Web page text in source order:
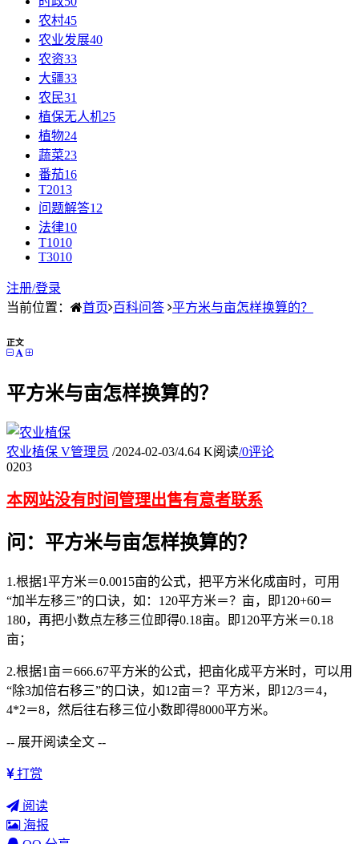
农村45
农业发展40
农资33
大疆33
农民31
植保无人机25
植物24
蔬菜23
番茄16
T2013
问题解答12
法律10
T1010
T3010
注册/登录
当前位置：
首页 百科问答 平方米与亩怎样换算的？
正文
平方米与亩怎样换算的？
农业植保 V管理员 /2024-02-03/4.64 K阅读/0评论
0203
本网站没有时间管理出售有意者联系
问：平方米与亩怎样换算的？
1.根据1平方米＝0.0015亩的公式，把平方米化成亩时，可用
“加半左移三”的口诀，如：120平方米＝？亩，即120+60＝
180，再把小数点左移三位即得0.18亩。即120平方米＝0.18
亩；
2.根据1亩＝666.67平方米的公式，把亩化成平方米时，可以用
“除3加倍右移三”的口诀，如12亩＝？平方米，即12/3＝4，
4*2＝8，然后往右移三位小数即得8000平方米。
-- 展开阅读全文 --
打赏
阅读
海报